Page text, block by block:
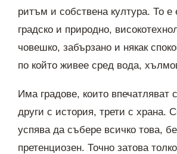
ритъм и собствена култура. То е
градско и природно,
човешко, забързано и някак
по който живее сред вода,
Има градове, които впечатляват
други с история, трети с храна.
успява да събере всичко това,
претенциозен. Точно затова